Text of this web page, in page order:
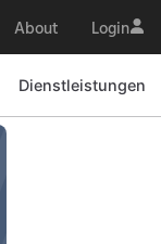
About Login
Dienstleistungen